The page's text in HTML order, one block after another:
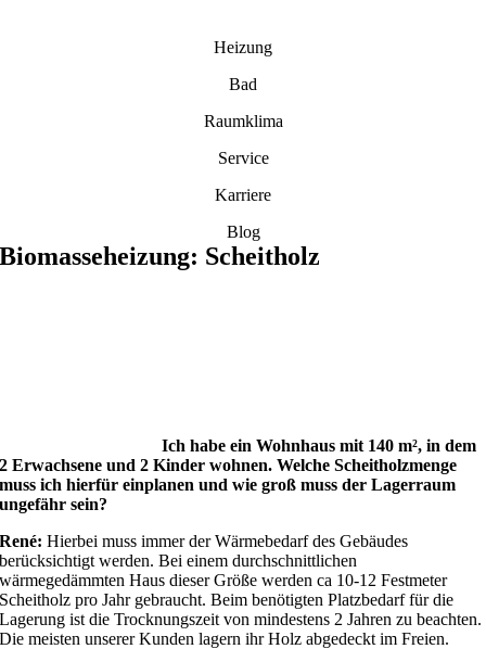
Heizung
Bad
Raumklima
Service
Karriere
Blog
Biomasseheizung: Scheitholz
Ich habe ein Wohnhaus mit 140 m², in dem
2 Erwachsene und 2 Kinder wohnen. Welche Scheitholzmenge
muss ich hierfür einplanen und wie groß muss der Lagerraum
ungefähr sein?
René: Hierbei muss immer der Wärmebedarf des Gebäudes
berücksichtigt werden. Bei einem durchschnittlichen
wärmegedämmten Haus dieser Größe werden ca 10-12 Festmeter
Scheitholz pro Jahr gebraucht. Beim benötigten Platzbedarf für die
Lagerung ist die Trocknungszeit von mindestens 2 Jahren zu beachten.
Die meisten unserer Kunden lagern ihr Holz abgedeckt im Freien.